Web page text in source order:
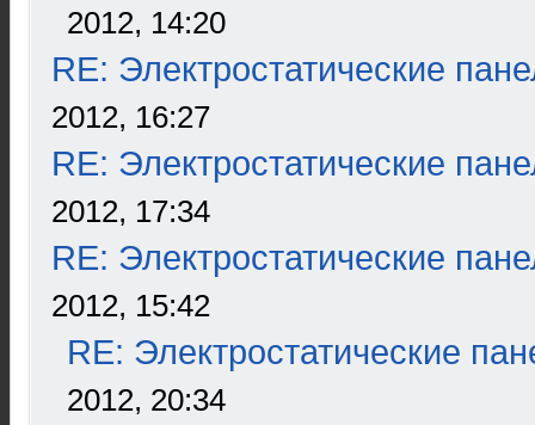
2012, 14:20
RE: Электростатические
2012, 16:27
RE: Электростатические
2012, 17:34
RE: Электростатические
2012, 15:42
RE: Электростатические
2012, 20:34